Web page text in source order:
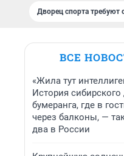
Дворец спорта требуют
ВСЕ
«Жила тут
История
бумеранга, где в
через балконы, —
два в России